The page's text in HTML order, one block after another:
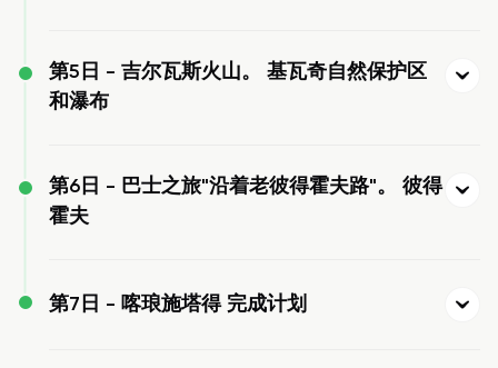
第5日 - 吉尔瓦斯火山。 基瓦奇自然保护区
和瀑布
第6日 - 巴士之旅"沿着老彼得霍夫路"。 彼得
霍夫
第7日 - 喀琅施塔得 完成计划